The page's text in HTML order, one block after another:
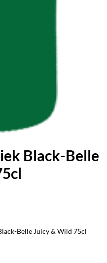
Black-Belle
Belle Juicy & Wild 75cl